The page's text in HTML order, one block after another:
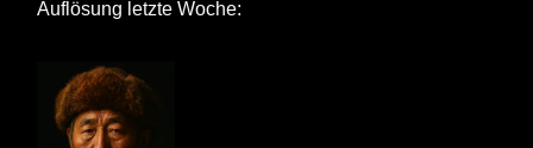
Auflösung letzte Woche: